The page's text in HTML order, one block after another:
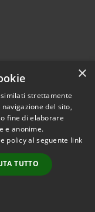
convenzionato
Astigov
|Convenzione|
Adesioni
redazione
×
strettamente
del sito,
fine di elaborare
e anonime.
policy al seguente link
TUTTO